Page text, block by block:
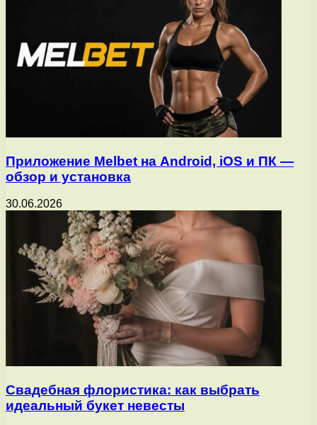
Приложение Melbet на Android, iOS и ПК —
обзор и установка
30.06.2026
Свадебная флористика: как выбрать
идеальный букет невесты